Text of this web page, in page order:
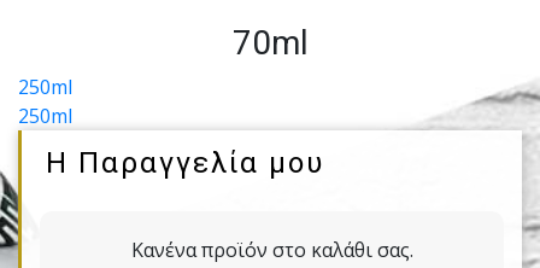
70ml
Πλοήγηση
άρθρων
250ml
250ml
Η Παραγγελία μου
Κανένα προϊόν στο καλάθι σας.